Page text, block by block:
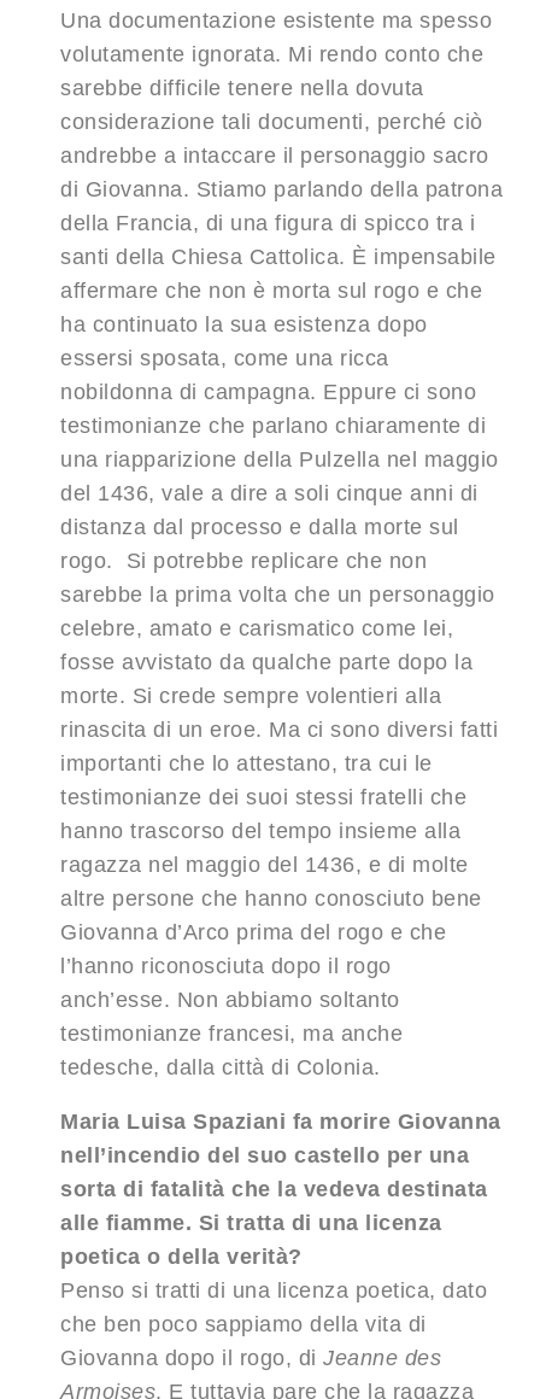
Una documentazione esistente ma spesso
volutamente ignorata. Mi rendo conto che
sarebbe difficile tenere nella dovuta
considerazione tali documenti, perché ciò
andrebbe a intaccare il personaggio sacro
di Giovanna. Stiamo parlando della patrona
della Francia, di una figura di spicco tra i
santi della Chiesa Cattolica. È impensabile
affermare che non è morta sul rogo e che
ha continuato la sua esistenza dopo
essersi sposata, come una ricca
nobildonna di campagna. Eppure ci sono
testimonianze che parlano chiaramente di
una riapparizione della Pulzella nel maggio
del 1436, vale a dire a soli cinque anni di
distanza dal processo e dalla morte sul
rogo. Si potrebbe replicare che non
sarebbe la prima volta che un personaggio
celebre, amato e carismatico come lei,
fosse avvistato da qualche parte dopo la
morte. Si crede sempre volentieri alla
rinascita di un eroe. Ma ci sono diversi fatti
importanti che lo attestano, tra cui le
testimonianze dei suoi stessi fratelli che
hanno trascorso del tempo insieme alla
ragazza nel maggio del 1436, e di molte
altre persone che hanno conosciuto bene
Giovanna d’Arco prima del rogo e che
l’hanno riconosciuta dopo il rogo
anch’esse. Non abbiamo soltanto
testimonianze francesi, ma anche
tedesche, dalla città di Colonia.
Maria Luisa Spaziani fa morire Giovanna
nell’incendio del suo castello per una
sorta di fatalità che la vedeva destinata
alle fiamme. Si tratta di una licenza
poetica o della verità?
Penso si tratti di una licenza poetica, dato
che ben poco sappiamo della vita di
Giovanna dopo il rogo, di Jeanne des
Armoises. E tuttavia pare che la ragazza